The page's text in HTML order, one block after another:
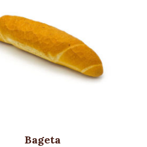
Bageta